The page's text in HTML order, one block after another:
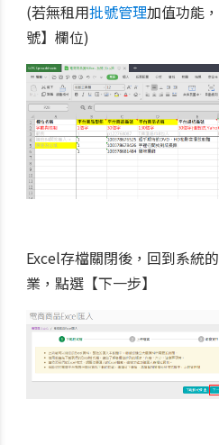
(若無租用批號管理加值功能
號】欄位)
Excel存檔關閉後，回到系統
業，點選【下一步】